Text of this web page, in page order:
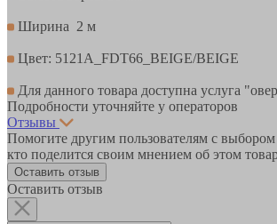
Ширина 2 м
Цвет: 5121A_FDT66_BEIGE/BEIGE
Для данного товара доступна услуга
Подробности уточняйте у операторов
Отзывы
Помогите другим пользователям с
кто поделится своим мнением об этом
Оставить отзыв
Оставить отзыв